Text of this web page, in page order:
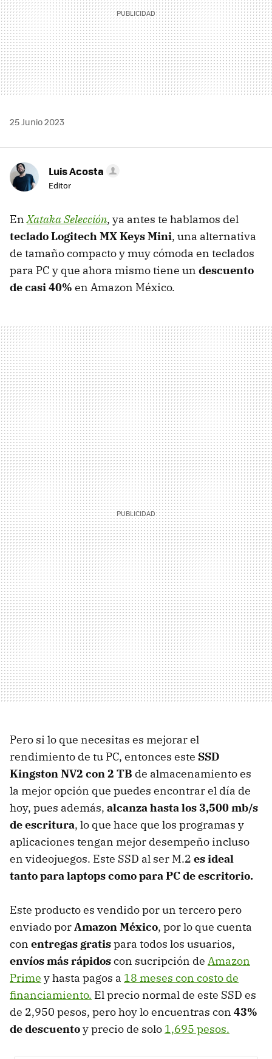
25 Junio 2023
Luis Acosta
Editor
EnXataka Selección, ya antes te hablamos del
teclado Logitech MX Keys Mini, una alternativa
de tamaño compacto y muy cómoda en teclados
para PC y que ahora mismo tiene un descuento
de casi 40% en Amazon México.
Pero si lo que necesitas es mejorar el
rendimiento de tu PC, entonces este SSD
Kingston NV2 con 2 TB de almacenamiento es
la mejor opción que puedes encontrar el día de
hoy, pues además, alcanza hasta los 3,500 mb/s
de escritura, lo que hace que los programas y
aplicaciones tengan mejor desempeño incluso
en videojuegos. Este SSD al ser M.2 es ideal
tanto para laptops como para PC de escritorio.
Este producto es vendido por un tercero pero
enviado porAmazon México, por lo que cuenta
con entregas gratispara todos los usuarios,
envíos más rápidoscon sucripción de Amazon
Prime y hasta pagos a 18 meses con costo de
financiamiento. El precio normal de este SSD es
de 2,950 pesos, pero hoy lo encuentras con 43%
de descuentoy precio de solo 1,695 pesos.